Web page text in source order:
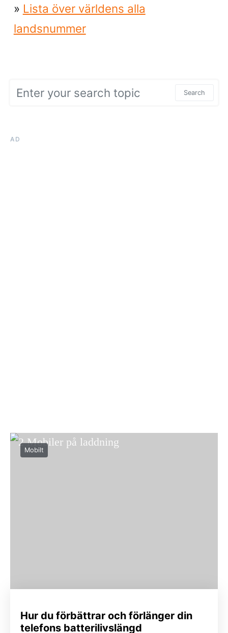
» Lista över världens alla
landsnummer
Search
AD
Mobilt
Hur du förbättrar och förlänger din
telefons batterilivslängd